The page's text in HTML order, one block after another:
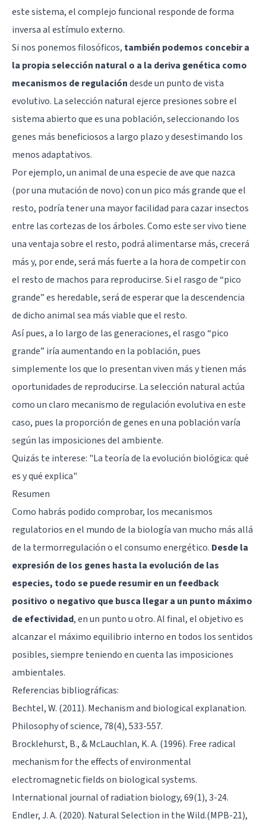
este sistema, el complejo funcional responde de forma
inversa al estímulo externo.
Si nos ponemos filosóficos, también podemos concebir a
la propia selección natural o a la deriva genética como
mecanismos de regulacióndesde un punto de vista
evolutivo. La selección natural ejerce presiones sobre el
sistema abierto que es una población, seleccionando los
genes más beneficiosos a largo plazo y desestimando los
menos adaptativos.
Por ejemplo, un animal de una especie de ave que nazca
(por una mutación de novo) con un pico más grande que el
resto, podría tener una mayor facilidad para cazar insectos
entre las cortezas de los árboles. Como este ser vivo tiene
una ventaja sobre el resto, podrá alimentarse más, crecerá
más y, por ende, será más fuerte a la hora de competir con
el resto de machos para reproducirse. Si el rasgo de “pico
grande” es heredable, será de esperar que la descendencia
de dicho animal sea más viable que el resto.
Así pues, a lo largo de las generaciones, el rasgo “pico
grande” iría aumentando en la población, pues
simplemente los que lo presentan viven más y tienen más
oportunidades de reproducirse. La selección natural actúa
como un claro mecanismo de regulación evolutiva en este
caso, pues la proporción de genes en una población varía
según las imposiciones del ambiente.
Quizás te interese: "La teoría de la evolución biológica: qué
es y qué explica"
Resumen
Como habrás podido comprobar, los mecanismos
regulatorios en el mundo de la biología van mucho más allá
de la termorregulación o el consumo energético. Desde la
expresión de los genes hasta la evolución de las
especies, todo se puede resumir en un feedback
positivo o negativo que busca llegar a un punto máximo
de efectividad, en un punto u otro. Al final, el objetivo es
alcanzar el máximo equilibrio interno en todos los sentidos
posibles, siempre teniendo en cuenta las imposiciones
ambientales.
Referencias bibliográficas:
Bechtel, W. (2011). Mechanism and biological explanation.
Philosophy of science, 78(4), 533-557.
Brocklehurst, B., & McLauchlan, K. A. (1996). Free radical
mechanism for the effects of environmental
electromagnetic fields on biological systems.
International journal of radiation biology, 69(1), 3-24.
Endler, J. A. (2020). Natural Selection in the Wild.(MPB-21),